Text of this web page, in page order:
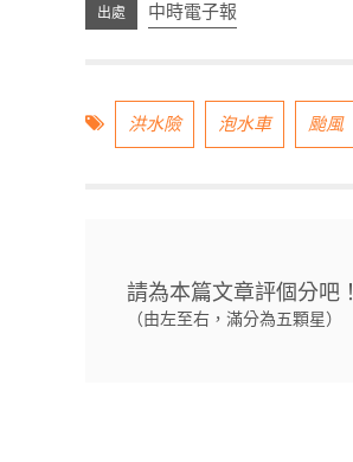
中時電子報
洪水險 泡水車 颱風
請為本篇文章評個分吧！
（由左至右，滿分為五顆星）